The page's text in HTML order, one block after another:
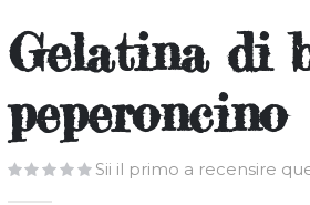
Gelatina di
peperoncino
Sii il primo a recensire